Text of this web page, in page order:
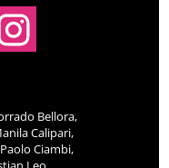
Bellora,
Calipari,
Ciambi,